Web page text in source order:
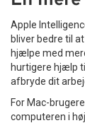
Apple
bliver bedre til
hjælpe med
hurtigere hjælp
afbryde dit
For Mac-
computeren i